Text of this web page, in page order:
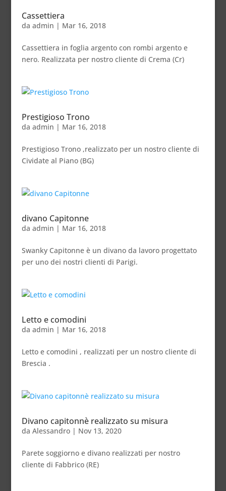
Cassettiera
da admin | Mar 16, 2018
Cassettiera in foglia argento con rombi argento e
nero. Realizzata per nostro cliente di Crema (Cr)
Prestigioso Trono
da admin | Mar 16, 2018
Prestigioso Trono ,realizzato per un nostro cliente di
Cividate al Piano (BG)
divano Capitonne
da admin | Mar 16, 2018
Swanky Capitonne è un divano da lavoro progettato
per uno dei nostri clienti di Parigi.
Letto e comodini
da admin | Mar 16, 2018
Letto e comodini , realizzati per un nostro cliente di
Brescia .
Divano capitonnè realizzato su misura
da Alessandro| Nov 13, 2020
Parete soggiorno e divano realizzati per nostro
cliente di Fabbrico (RE)